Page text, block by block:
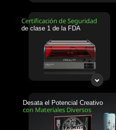
Certificación de Seguridad
de clase 1 de la FDA
Desata el Potencial Creativo
con Materiales Diversos